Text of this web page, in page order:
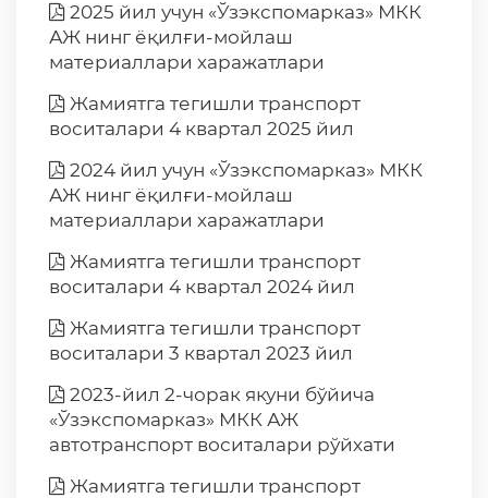
2025 йил учун «Ўзэкспомарказ» МКК
АЖ нинг ёқилғи-мойлаш
материаллари харажатлари
Жамиятга тегишли транспорт
воситалари 4 квартал 2025 йил
2024 йил учун «Ўзэкспомарказ» МКК
АЖ нинг ёқилғи-мойлаш
материаллари харажатлари
Жамиятга тегишли транспорт
воситалари 4 квартал 2024 йил
Жамиятга тегишли транспорт
воситалари 3 квартал 2023 йил
2023-йил 2-чорак якуни бўйича
«Ўзэкспомарказ» МКК АЖ
автотранспорт воситалари рўйхати
Жамиятга тегишли транспорт